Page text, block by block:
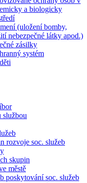
a biologicky
(uložení bomby,
nebezpečné látky apod.)
zásilky
systém
službou
rozvoje soc. služeb
skupin
městě
poskytování soc. služeb